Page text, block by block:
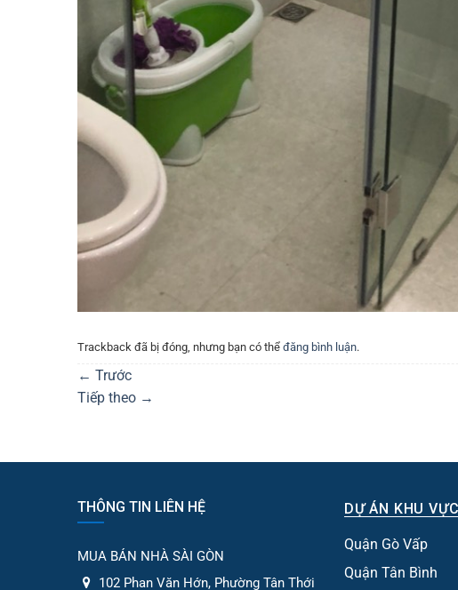
Trackback đã bị đóng, nhưng bạn có thể đăng bình luận.
← Trước
Tiếp theo →
THÔNG TIN LIÊN HỆ
MUA BÁN NHÀ SÀI GÒN
102 Phan Văn Hớn, Phường Tân Thới
DỰ ÁN KHU
Quận Gò Vấp
Quận Tân Bình